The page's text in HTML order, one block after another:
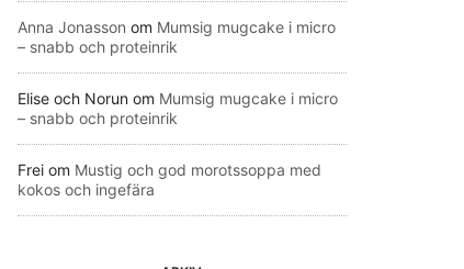
Anna Jonasson om Mumsig mugcake i micro
– snabb och proteinrik
Elise och Norun om Mumsig mugcake i micro
– snabb och proteinrik
Frei om Mustig och god morotssoppa med
kokos och ingefära